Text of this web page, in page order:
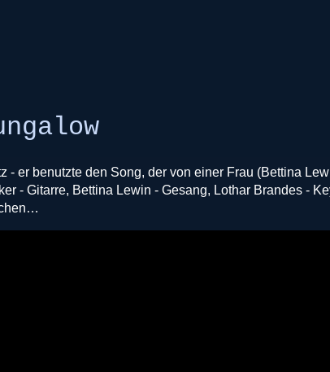
er benutzte den Song, der von einer Frau (Bettina
- Gitarre, Bettina Lewin - Gesang, Lothar Brandes -